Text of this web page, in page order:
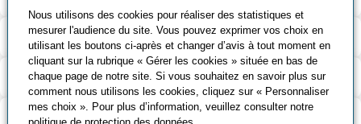
Contenu de la formation
Modalités d’évaluation
Contact
Nous utilisons des cookies pour réaliser des statistiques et
mesurer l'audience du site. Vous pouvez exprimer vos choix en
utilisant les boutons ci-après et changer d’avis à tout moment en
cliquant sur la rubrique « Gérer les cookies » située en bas de
chaque page de notre site. Si vous souhaitez en savoir plus sur
comment nous utilisons les cookies, cliquez sur « Personnaliser
mes choix ». Pour plus d’information, veuillez consulter notre